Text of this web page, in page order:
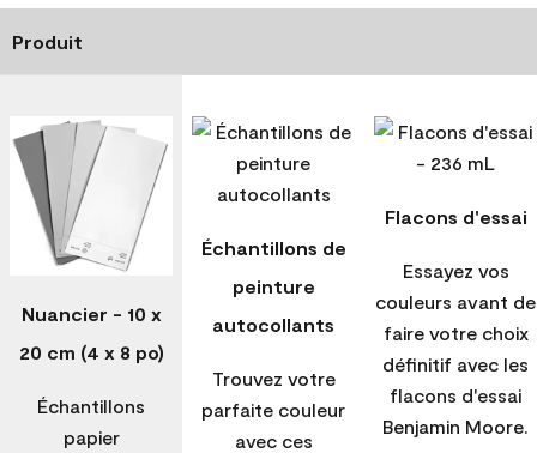
Produit
Nuancier - 10 x
20 cm (4 x 8 po)
Échantillons
papier
Échantillons de
peinture
autocollants
Trouvez votre
parfaite couleur
avec ces
Flacons d'essai
Essayez vos
couleurs avant de
faire votre choix
définitif avec les
flacons d'essai
Benjamin Moore.